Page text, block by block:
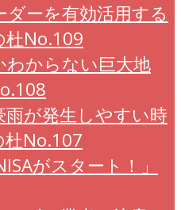
ダーを有効活用する
杜No.109
わからない巨大地
雨が発生しやすい時
杜No.107
がスタート！」